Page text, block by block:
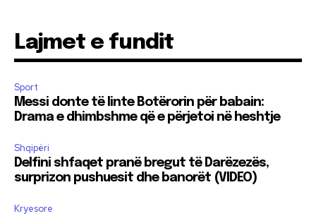
Lajmet e fundit
Sport
Messi donte të linte Botërorin për babain:
Drama e dhimbshme që e përjetoi në heshtje
Shqipëri
Delfini shfaqet pranë bregut të Darëzezës,
surprizon pushuesit dhe banorët (VIDEO)
Kryesore